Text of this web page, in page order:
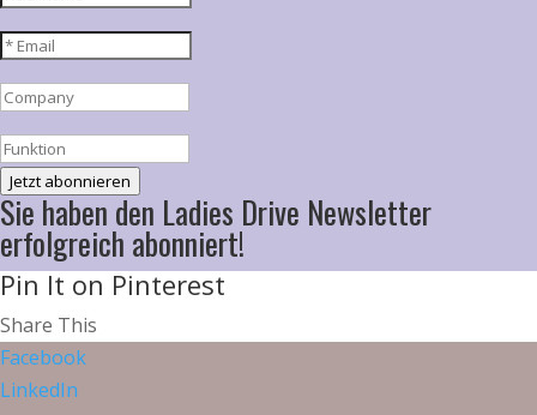
Jetzt abonnieren
Sie haben den Ladies Drive Newsletter
erfolgreich abonniert!
Pin It on Pinterest
Share This
Facebook
LinkedIn